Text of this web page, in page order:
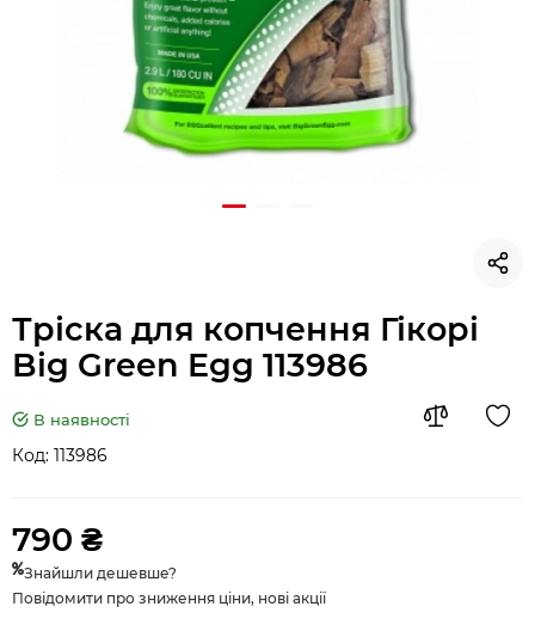
Тріска для копчення Гікорі
Big Green Egg 113986
В наявності
Код: 113986
790 ₴
Знайшли дешевше?
Повідомити про зниження ціни, нові акції